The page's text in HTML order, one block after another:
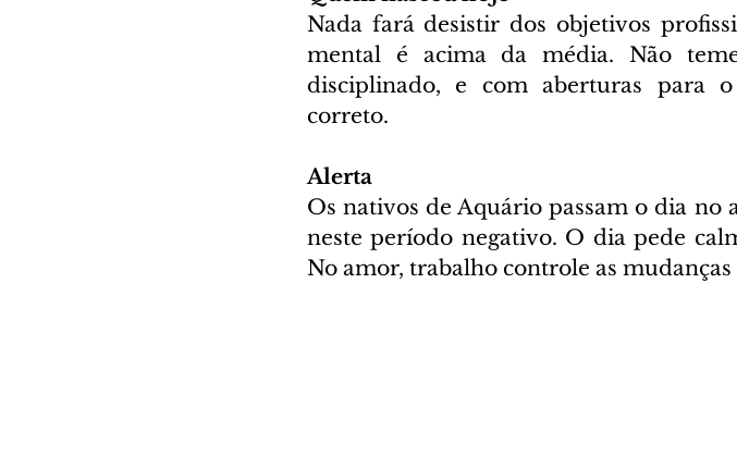
Nada fará desistir dos objetivos
mental é acima da média. Não
disciplinado, e com aberturas para
correto.
Alerta
Os nativos de Aquário passam o dia no
neste período negativo. O dia pede
No amor, trabalho controle as